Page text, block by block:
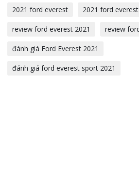
2021 ford everest 2021 ford
review ford everest 2021 review
đánh giá Ford Everest 2021
đánh giá ford everest sport 2021